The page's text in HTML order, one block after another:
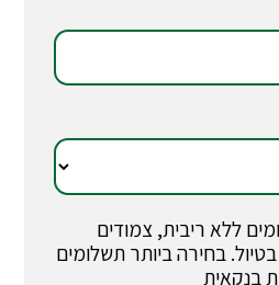
עד 3 תשלומים ללא ריבית, צמודים
בחירה ביותר תשלומים
בנקאית